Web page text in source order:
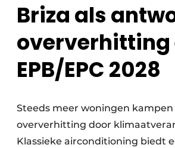
Briza als
oververhitting
EPB/EPC 2028
Steeds meer woningen
oververhitting door
Klassieke airconditioning biedt